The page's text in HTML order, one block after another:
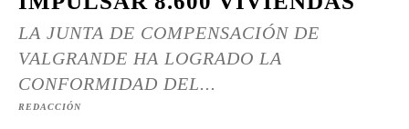
LA JUNTA DE COMPENSACIÓN DE
VALGRANDE HA LOGRADO LA
CONFORMIDAD DEL...
REDACCIÓN